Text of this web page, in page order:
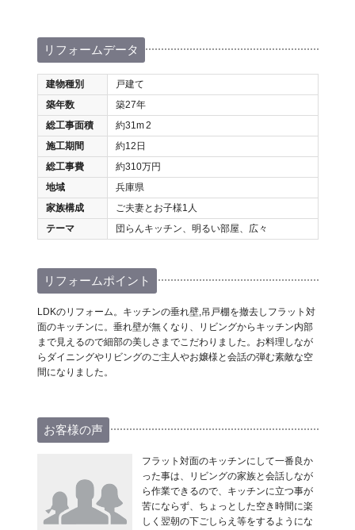
リフォームデータ
建物種別
戸建て
築年数
築27年
総工事面積
約31m2
施工期間
約12日
総工事費
約310万円
地域
兵庫県
家族構成
ご夫妻とお子様1人
テーマ
団らんキッチン、明るい部屋、広々
リフォームポイント
LDKのリフォーム。キッチンの垂れ壁,吊戸棚を撤去しフラット対
面のキッチンに。垂れ壁が無くなり、リビングからキッチン内部
まで見えるので細部の美しさまでこだわりました。お料理しなが
らダイニングやリビングのご主人やお嬢様と会話の弾む素敵な空
間になりました。
お客様の声
フラット対面のキッチンにして一番良か
った事は、リビングの家族と会話しなが
ら作業できるので、キッチンに立つ事が
苦にならず、ちょっとした空き時間に楽
しく翌朝の下ごしらえ等をするようにな